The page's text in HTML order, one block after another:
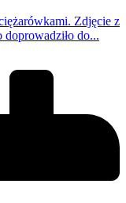
Zdjęcie z
do...